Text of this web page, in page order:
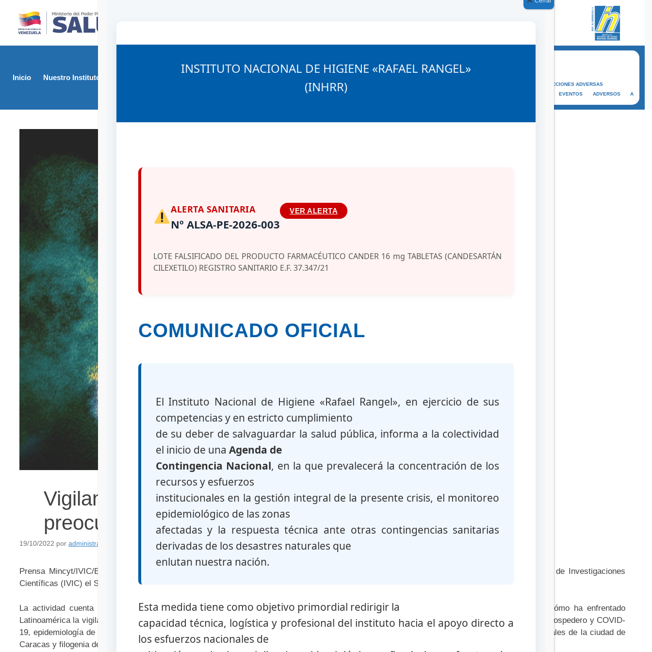
Inicio Nuestro Instituto
REPORTE DE REACCIONES ADVERSAS
REPORTE DE EVENTOS ADVERSOS A
Vigilancia genómica ha permitido reportar variantes de
preocupación y de interés en el país
19/10/2022 por administrador
Prensa Mincyt/IVIC/Edith García.- Del 17 al 21 de octubre se estará llevando a cabo en la Biblioteca Marcel Roche del Instituto Venezolano de Investigaciones
Científicas (IVIC) el Simposio “Avances de investigación en COVID-19 y patógenos virales emergentes en Venezuela”.
La actividad cuenta con un panel de expertos que abordarán distintos temas el primer día de actividad, entre los que se encuentran: ¿Cómo ha enfrentado
Latinoamérica la vigilancia genómica del SARS-CoV-2?, estrategia venezolana de vigilancia genómica del SARS-CoV-2, variabilidad genética del hospedero y COVID-
19, epidemiología de aguas residuales y monitoreo del SARS-CoV-2 en la ciudad de Caracas, detección del virus SARS-CoV-2 en aguas residuales de la ciudad de
Caracas y filogenia de las variantes del SARS-CoV-2 en Venezuela, todos estos contenidos en la variabilidad genética.
INSTITUTO NACIONAL DE HIGIENE «RAFAEL RANGEL»
(INHRR)
ALERTA SANITARIA
Nº ALSA-PE-2026-003
VER ALERTA
LOTE FALSIFICADO DEL PRODUCTO FARMACÉUTICO CANDER 16 mg TABLETAS (CANDESARTÁN
CILEXETILO) REGISTRO SANITARIO E.F. 37.347/21
COMUNICADO OFICIAL
El Instituto Nacional de Higiene «Rafael Rangel», en ejercicio de sus
competencias y en estricto cumplimiento
de su deber de salvaguardar la salud pública, informa a la colectividad
el inicio de una Agenda de
Contingencia Nacional, en la que prevalecerá la concentración de los
recursos y esfuerzos
institucionales en la gestión integral de la presente crisis, el monitoreo
epidemiológico de las zonas
afectadas y la respuesta técnica ante otras contingencias sanitarias
derivadas de los desastres naturales que
enlutan nuestra nación.
Esta medida tiene como objetivo primordial redirigir la
capacidad técnica, logística y profesional del instituto hacia el apoyo directo a
los esfuerzos nacionales de